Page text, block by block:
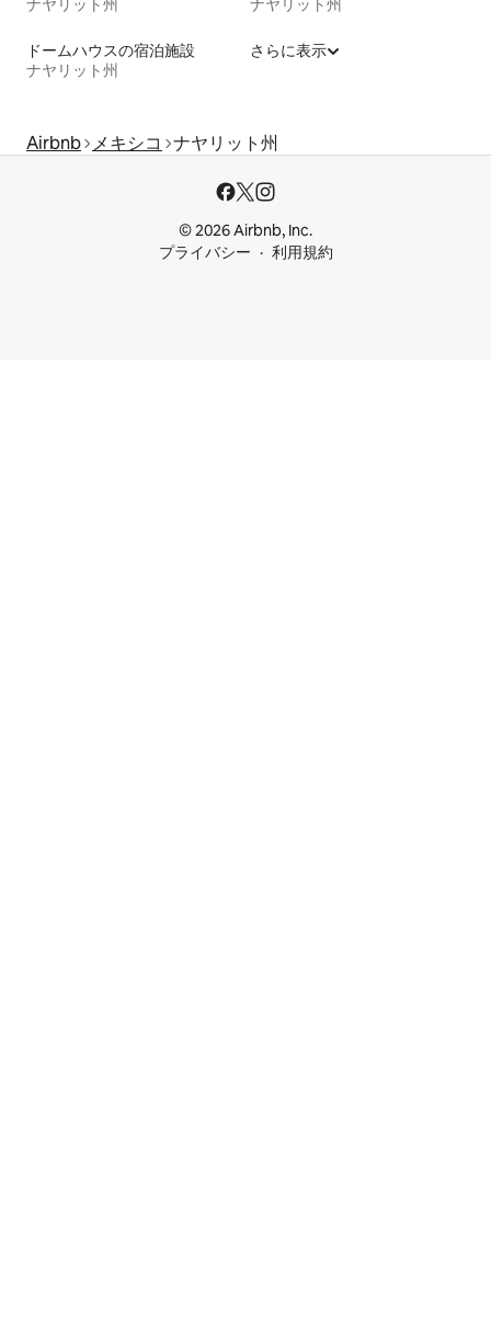
ナヤリット州 ナヤリット州
ドームハウスの宿泊施設
ナヤリット州
さらに表示
Airbnb メキシコ ナヤリット州
© 2026 Airbnb, Inc.
プライバシー
利用規約